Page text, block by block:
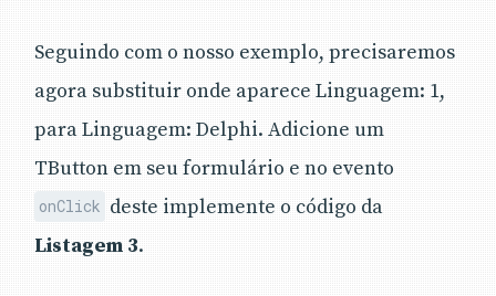
Seguindo com o nosso exemplo, precisaremos
agora substituir onde aparece Linguagem: 1,
para Linguagem: Delphi. Adicione um
TButton em seu formulário e no evento
onClick deste implemente o código da
Listagem 3.